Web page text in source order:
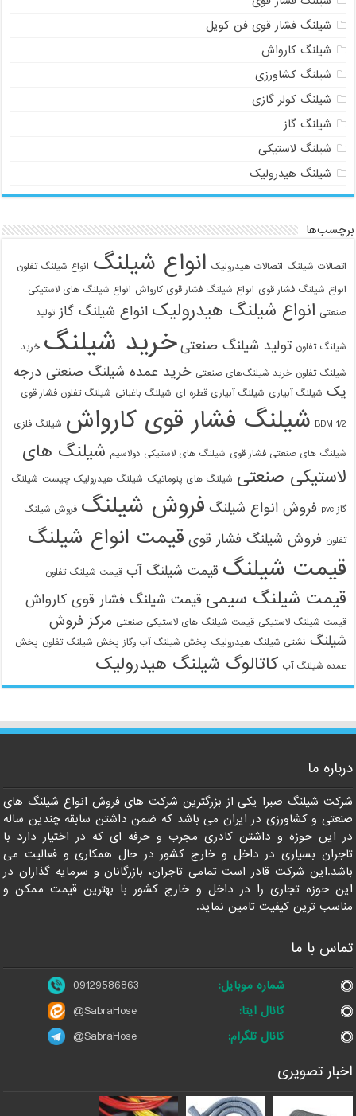
شیلنگ فشار قوی فن کویل
شیلنگ کارواش
شیلنگ کشاورزی
شیلنگ کولر گازی
شیلنگ گاز
شیلنگ لاستیکی
شیلنگ هیدرولیک
برچسب‌ها
اتصالات شیلنگ اتصالات هیدرولیک انواع شیلنگ انواع شیلنگ تفلون
انواع شیلنگ فشار قوی انواع شیلنگ فشار قوی کارواش انواع شیلنگ های لاستیکی
صنعتی انواع شیلنگ هیدرولیک انواع شیلنگ گاز تولید
شیلنگ تفلون تولید شیلنگ صنعتی خرید شیلنگ خرید
شیلنگ تفلون خرید شیلنگ‌های صنعتی خرید عمده شیلنگ صنعتی درجه
یک شیلنگ آبیاری شیلنگ آبیاری قطره ای شیلنگ باغبانی شیلنگ تفلون فشار قوی
1/2 BDM شیلنگ فشار قوی کارواش شیلنگ فلزی
شیلنگ های صنعتی فشار قوی شیلنگ های لاستیکی دولاسیم شیلنگ های
لاستیکی صنعتی شیلنگ های پنوماتیک شیلنگ هیدرولیک چیست شیلنگ
گاز pvc فروش انواع شیلنگ فروش شیلنگ فروش شیلنگ
تفلون فروش شیلنگ فشار قوی قیمت انواع شیلنگ
قیمت شیلنگ قیمت شیلنگ آب قیمت شیلنگ تفلون
قیمت شیلنگ سیمی قیمت شیلنگ فشار قوی کارواش
قیمت شیلنگ لاستیکی قیمت شیلنگ های لاستیکی صنعتی مرکز فروش
شیلنگ نشتی شیلنگ هیدرولیک پخش شیلنگ آب وگاز پخش شیلنگ تفلون پخش
عمده شیلنگ آب کاتالوگ شیلنگ هیدرولیک
درباره ما
شرکت شیلنگ صبرا یکی از بزرگترین شرکت های فروش انواع شیلنگ های
صنعتی و کشاورزی در ایران می باشد که ضمن داشتن سابقه چندین ساله
در این حوزه و داشتن کادری مجرب و حرفه ای که در اختیار دارد با
تاجران بسیاری در داخل و خارج کشور در حال همکاری و فعالیت می
باشد.این شرکت قادر است تمامی تاجران، بازرگانان و سرمایه گذاران در
این حوزه تجاری را در داخل و خارج کشور با بهترین قیمت ممکن و
مناسب ترین کیفیت تامین نماید.
تماس با ما
شماره موبایل:
09129586863
کانال ایتا:
@SabraHose
کانال تلگرام:
@SabraHose
اخبار تصویری
09129586863